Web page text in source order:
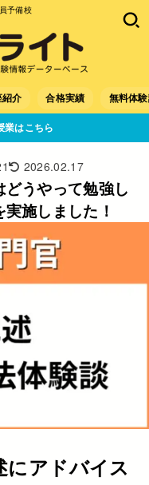
予備校
介 合格実績 無料体
業はこちら
2026.02.17
どうやって勉強し
施しました！
にアドバイス